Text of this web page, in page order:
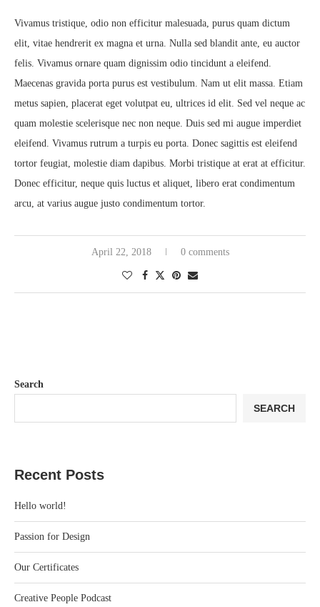
Vivamus tristique, odio non efficitur malesuada, purus quam dictum
elit, vitae hendrerit ex magna et urna. Nulla sed blandit ante, eu auctor
felis. Vivamus ornare quam dignissim odio tincidunt a eleifend.
Maecenas gravida porta purus est vestibulum. Nam ut elit massa. Etiam
metus sapien, placerat eget volutpat eu, ultrices id elit. Sed vel neque ac
quam molestie scelerisque nec non neque. Duis sed mi augue imperdiet
eleifend. Vivamus rutrum a turpis eu porta. Donec sagittis est eleifend
tortor feugiat, molestie diam dapibus. Morbi tristique at erat at efficitur.
Donec efficitur, neque quis luctus et aliquet, libero erat condimentum
arcu, at varius augue justo condimentum tortor.
April 22, 2018 0 comments
Search
SEARCH
Recent Posts
Hello world!
Passion for Design
Our Certificates
Creative People Podcast